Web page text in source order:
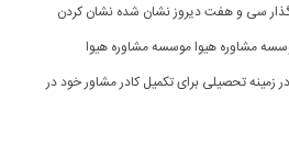
گذار سی و هفت دیروز نشان شده نشان کردن
مشاوره هیوا موسسه مشاوره هیوا
زمینه تحصیلی برای تکمیل کادر مشاور خود در